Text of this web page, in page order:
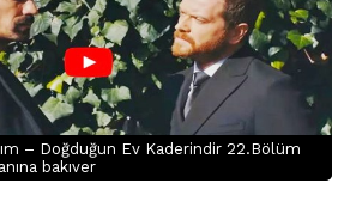
– Doğduğun Ev Kaderindir 22.Bölüm
bakıver